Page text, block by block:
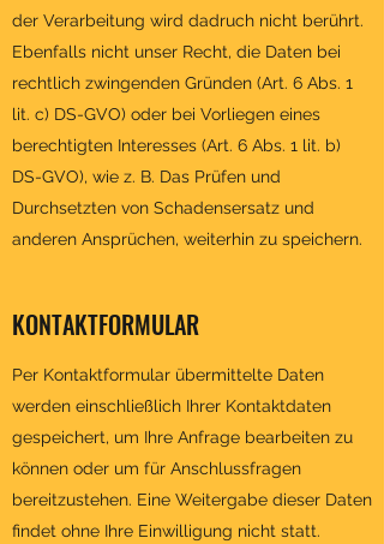
der Verarbeitung wird dadruch nicht berührt.
Ebenfalls nicht unser Recht, die Daten bei
rechtlich zwingenden Gründen (Art. 6 Abs. 1
lit. c) DS-GVO) oder bei Vorliegen eines
berechtigten Interesses (Art. 6 Abs. 1 lit. b)
DS-GVO), wie z. B. Das Prüfen und
Durchsetzten von Schadensersatz und
anderen Ansprüchen, weiterhin zu speichern.
KONTAKTFORMULAR
Per Kontaktformular übermittelte Daten
werden einschließlich Ihrer Kontaktdaten
gespeichert, um Ihre Anfrage bearbeiten zu
können oder um für Anschlussfragen
bereitzustehen. Eine Weitergabe dieser Daten
findet ohne Ihre Einwilligung nicht statt.